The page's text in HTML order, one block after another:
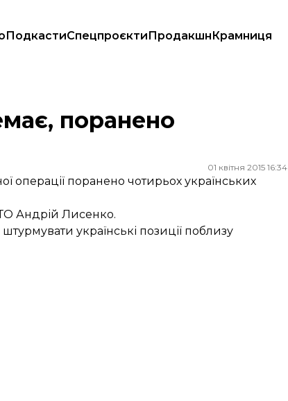
ПодкастиСпецпроєктиПродакшнКрамниця
поранено
01 квітня 2015 16:34
операції поранено чотирьох українських
Андрій Лисенко.
українські позиції поблизу